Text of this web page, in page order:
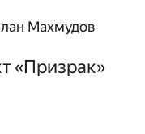
Махмудов
«Призрак»